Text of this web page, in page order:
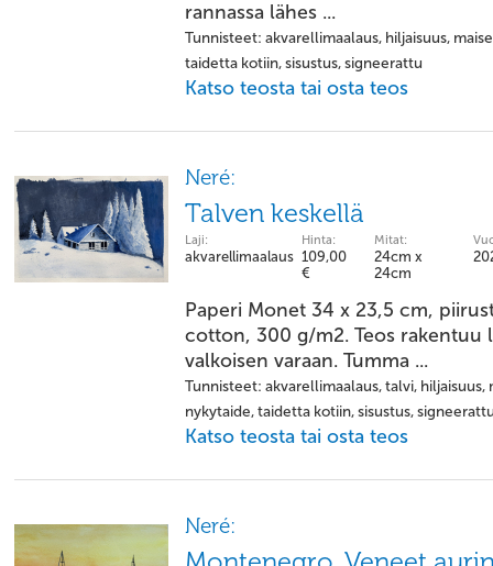
rannassa lähes ...
Tunnisteet: akvarellimaalaus, hiljaisuus,
taidetta kotiin, sisustus, signeerattu
Katso teosta tai osta teos
Neré:
Talven keskellä
Laji:
akvarellimaalaus
Hinta:
109,00
€
Mitat:
24cm x
24cm
Paperi Monet 34 x 23,5 cm,
cotton, 300 g/m2. Teos rakentuu
valkoisen varaan. Tumma ...
Tunnisteet: akvarellimaalaus, talvi,
nykytaide, taidetta kotiin, sisustus,
Katso teosta tai osta teos
Neré: